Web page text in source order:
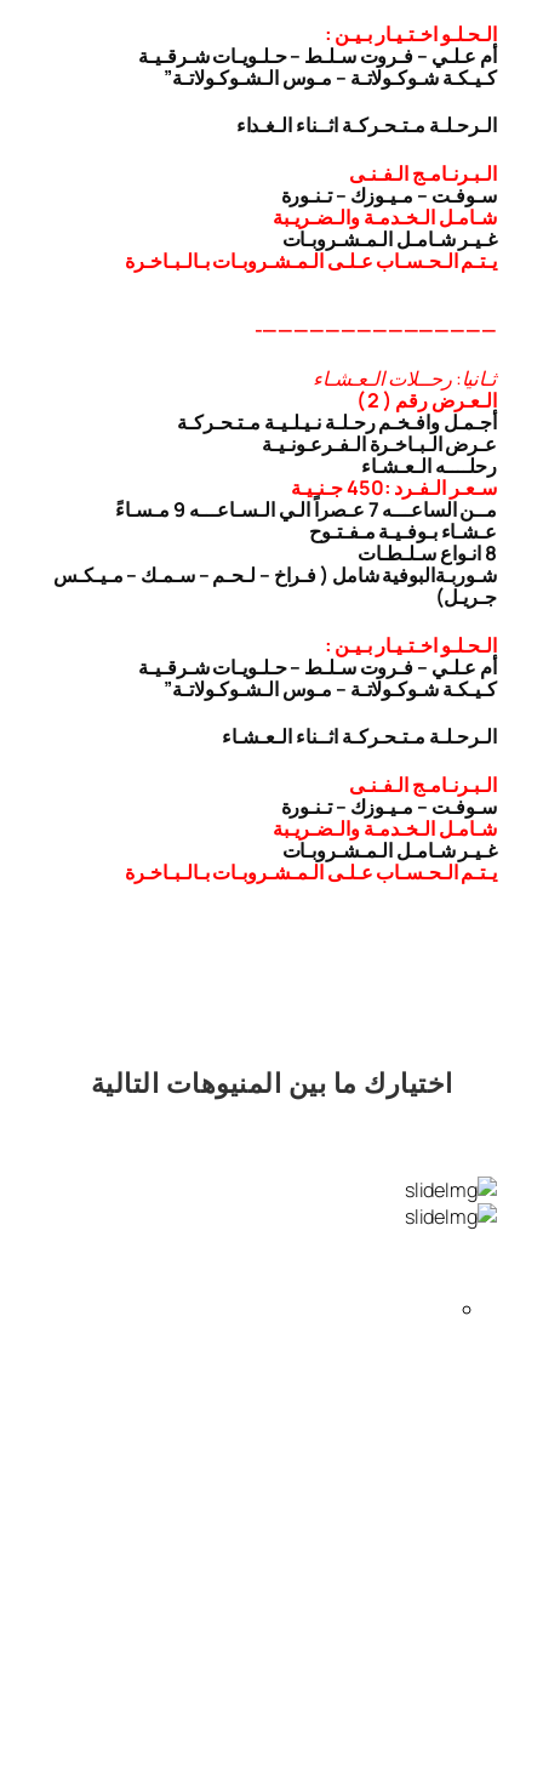
الـحـلـو اخـتـيـار بـيـن :
أم عـلـي – فـروت سـلـط – حـلـويـات شـرقـيـة
كـيـكـة شـوكـولاتـة – مـوس الـشـوكـولاتـة”
الـرحـلـة مـتـحـركـة اثــناء الـغـداء
الـبـرنـامـج الـفـنـى
سـوفـت – مـيـوزك – تـنـورة
شـامـل الـخـدمـة والـضـريـبة
غـيـر شـامـل الـمـشـروبـات
يـتـم الـحـسـاب عـلـى الـمـشـروبـات بـالـبـاخـرة
———————————————-
ثـانيا: رحــلات الـعـشـاء
الـعـرض رقم ( 2 )
أجـمـل وافـخـم رحـلـة نـيـلـيـة مـتـحـركـة
عـرض الـبـاخـرة الـفـرعـونـيـة
رحلــــه الـعـشـاء
سـعـر الـفـرد :450 جـنـيـة
مــن الساعـــه 7 عـصراً الـي الـسـاعـــه 9 مـسـاءً
عـشـاء بـوفـيـة مـفـتـوح
8 انـواع سـلـطـات
شـوربـةالبوفية شامل ( فـراخ – لـحـم – سـمـك – مـيـكـس
جـريـل)
الـحـلـو اخـتـيـار بـيـن :
أم عـلـي – فـروت سـلـط – حـلـويـات شـرقـيـة
كـيـكـة شـوكـولاتـة – مـوس الـشـوكـولاتـة”
الـرحـلـة مـتـحـركـة اثــناء الـعـشـاء
الـبـرنـامـج الـفـنـى
سـوفـت – مـيـوزك – تـنـورة
شـامـل الـخـدمـة والـضـريـبة
غـيـر شـامـل الـمـشـروبـات
يـتـم الـحـسـاب عـلـى الـمـشـروبـات بـالـبـاخـرة
اختيارك ما بين المنيوهات التالية